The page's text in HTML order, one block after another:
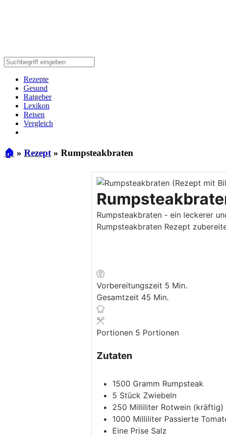
Rezepte
Gesund
Ratgeber
Lexikon
Reisen
Vergleich
🏠 » Rezept » Rumpsteakbraten
Rumpsteakbraten - ein leckerer
Rumpsteakbraten Rezept
Vorbereitungszeit 5 Minuten
Min.
Gesamtzeit 45 Minuten
Min.
Portionen 5 Portionen
Zutaten
1500 Gramm Rumpsteak
5 Stück Zwiebeln
250 Milliliter Rotwein (kräftig)
1000 Milliliter Passierte
Eine Prise Salz